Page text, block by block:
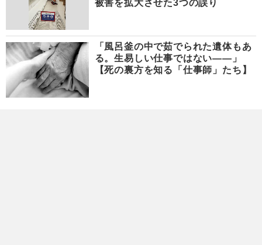
被害を拡大させた3つの誤り
「風呂釜の中で茹でられた遺体もあ
る。生易しい仕事ではない――」
【死の裏方を知る「仕事師」たち】